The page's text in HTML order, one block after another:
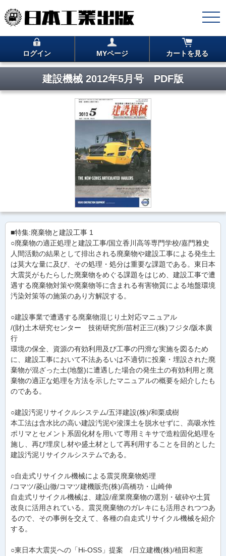
ログイン MYページ カートを見る
建設機械 2012年5月号 PDF版
■特集:廃棄物と建設工事 1
○廃棄物の適正処理と建設工事/国立香川高等専門学校/嘉門雅史
人間活動の結果として排出される廃棄物や建設工事による発生土
は莫大な量に及び、その処理・処分は重要な課題である。東日本
大震災がもたらした廃棄物をめぐる課題をはじめ、建設工事で遭
遇する廃棄物対策や廃棄物等に含まれる有害物質による地盤環境
汚染対策等の施策のあり方解説する。
○建設事業で遭遇する廃棄物混じり土対応マニュアル
/(財)土木研究センター 技術研究所/苗村正三/(株)フジタ/阪本廣
行
環境の保全、資源の有効利用及び工事の円滑な実施を図るため
に、建設工事において不法あるいは不適切に投棄・埋設された廃
棄物が混ざった土(地盤)に遭遇した場合の発生土の有効利用と廃
棄物の適正な処理を方法を示したマニュアルの概要を紹介したも
のである。
○建設汚泥リサイクルシステム/五洋建設(株)/和栗成樹
本工法は含水比の高い建設汚泥や浚渫土を脱水せずに、高吸水性
ポリマとセメント系固化材を用いて専用ミキサで造粒固化処理を
施し、再び埋戻し材や盛土材として再利用することを目的とした
建設汚泥リサイクルシステムである。
○自走式リサイクル機械による震災廃棄物処理
/コマツ/菱山徹/コマツ建機販売(株)/高橋功・山崎伸
自走式リサイクル機械は、建設/産業廃棄物の選別・破砕や土質
改良に活用されている。震災廃棄物のガレキにも活用されつつあ
るので、その事例を交えて、各種の自走式リサイクル機械を紹介
する。
○東日本大震災への「Hi-OSS」提案 /日立建機(株)/植田和憲